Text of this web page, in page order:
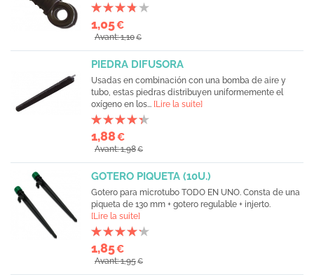
1,05€
Avant: 1,10€
PIEDRA DIFUSORA
Usadas en combinación con una bomba de aire y
tubo, estas piedras distribuyen uniformemente el
oxígeno en los... [Lire la suite]
1,88€
Avant: 1,98€
GOTERO PIQUETA (10U.)
Gotero para microtubo TODO EN UNO. Consta de una
piqueta de 130 mm + gotero regulable + injerto.
[Lire la suite]
1,85€
Avant: 1,95€